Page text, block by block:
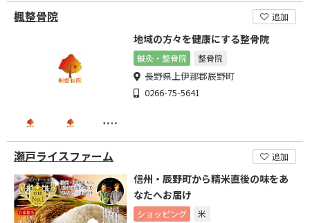
楓整骨院 追加
地域の方々を健康にする整骨院
鍼灸・整骨院 整骨院
長野県上伊那郡辰野町
0266-75-5641
瀬戸ライスファーム 追加
信州・辰野町から精米直後の味をあ
なたへお届け
ショッピング 米